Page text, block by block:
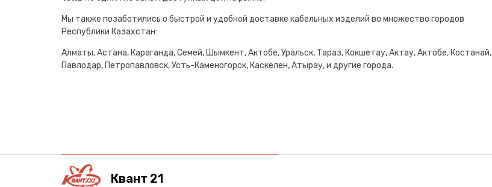
Мы также позаботились о быстрой и удобной доставке кабельных изделий во множество городов
Республики Казахстан:
Алматы, Астана, Караганда, Семей, Шымкент, Актобе, Уральск, Тараз, Кокшетау, Актау, Актобе, Костанай,
Павлодар, Петропавловск, Усть-Каменогорск, Каскелен, Атырау, и другие города.
Квант 21